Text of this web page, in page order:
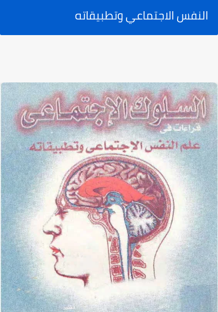
النفس الاجتماعي وتطبيقاته